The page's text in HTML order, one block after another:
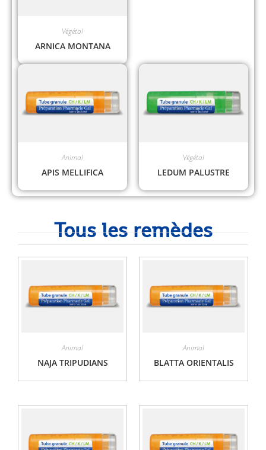
Végétal
ARNICA MONTANA
Animal
APIS MELLIFICA
Végétal
LEDUM PALUSTRE
Tous les remèdes
Animal
NAJA TRIPUDIANS
Animal
BLATTA ORIENTALIS